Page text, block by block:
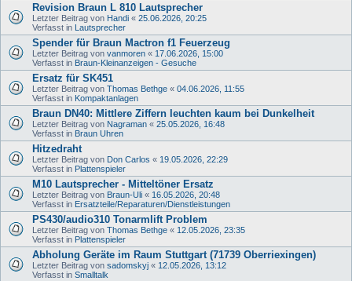
Revision Braun L 810 Lautsprecher
Letzter Beitrag von Handi « 25.06.2026, 20:25
Verfasst in Lautsprecher
Spender für Braun Mactron f1 Feuerzeug
Letzter Beitrag von vanmoren « 17.06.2026, 15:00
Verfasst in Braun-Kleinanzeigen - Gesuche
Ersatz für SK451
Letzter Beitrag von Thomas Bethge « 04.06.2026, 11:55
Verfasst in Kompaktanlagen
Braun DN40: Mittlere Ziffern leuchten kaum bei Dunkelheit
Letzter Beitrag von Nagraman « 25.05.2026, 16:48
Verfasst in Braun Uhren
Hitzedraht
Letzter Beitrag von Don Carlos « 19.05.2026, 22:29
Verfasst in Plattenspieler
M10 Lautsprecher - Mitteltöner Ersatz
Letzter Beitrag von Braun-Uli « 16.05.2026, 20:48
Verfasst in Ersatzteile/Reparaturen/Dienstleistungen
PS430/audio310 Tonarmlift Problem
Letzter Beitrag von Thomas Bethge « 12.05.2026, 23:35
Verfasst in Plattenspieler
Abholung Geräte im Raum Stuttgart (71739 Oberriexingen)
Letzter Beitrag von sadomskyj « 12.05.2026, 13:12
Verfasst in Smalltalk